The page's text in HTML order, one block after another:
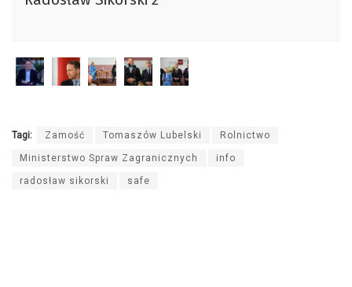
dźwiękowych
Tagi: Zamość Tomaszów Lubelski Rolnictwo
Ministerstwo Spraw Zagranicznych info
radosław sikorski safe